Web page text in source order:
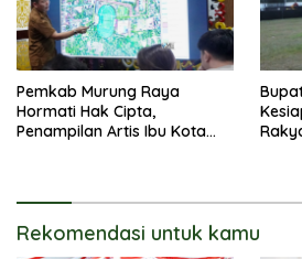
Pemkab Murung Raya
Hormati Hak Cipta,
Penampilan Artis Ibu Kota
Rekomendasi untuk kamu